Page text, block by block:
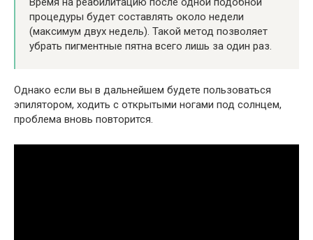
процедуры будет составлять около недели
(максимум двух недель). Такой метод позволяет
убрать пигментные пятна всего лишь за один раз.
Однако если вы в дальнейшем будете пользоваться
эпилятором, ходить с открытыми ногами под солнцем,
проблема вновь повторится.